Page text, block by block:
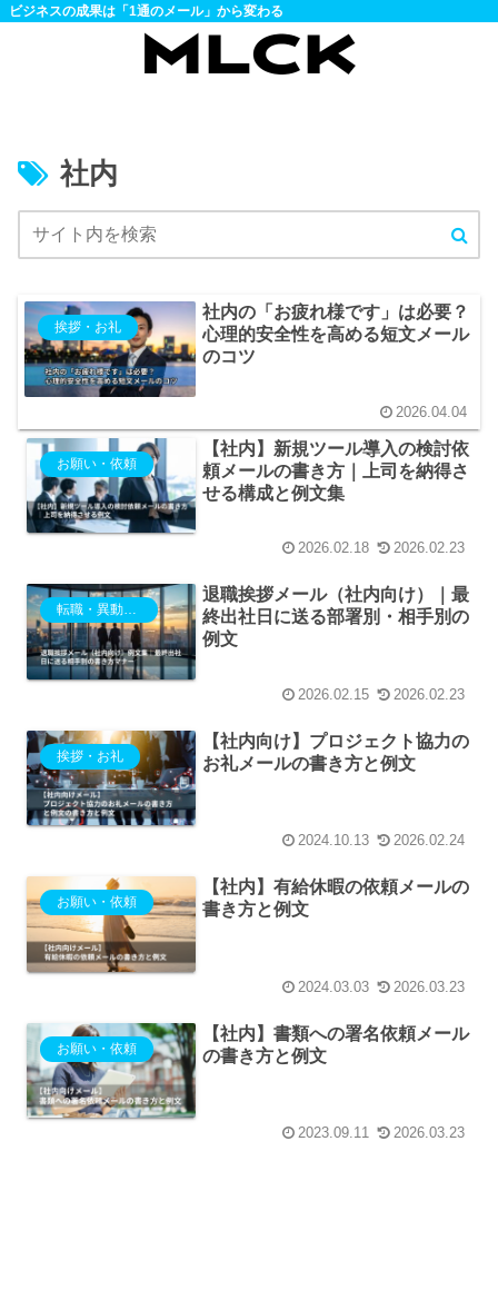
ビジネスの成果は「1通のメール」から変わる
社内
挨拶・お礼
社内の「お疲れ様です」は必要？
心理的安全性を高める短文メール
のコツ
2026.04.04
お願い・依頼
【社内】新規ツール導入の検討依
頼メールの書き方｜上司を納得さ
せる構成と例文集
2026.02.18 2026.02.23
転職・異動・退職
退職挨拶メール（社内向け）｜最
終出社日に送る部署別・相手別の
例文
2026.02.15 2026.02.23
挨拶・お礼
【社内向け】プロジェクト協力の
お礼メールの書き方と例文
2024.10.13 2026.02.24
お願い・依頼
【社内】有給休暇の依頼メールの
書き方と例文
2024.03.03 2026.03.23
お願い・依頼
【社内】書類への署名依頼メール
の書き方と例文
2023.09.11 2026.03.23